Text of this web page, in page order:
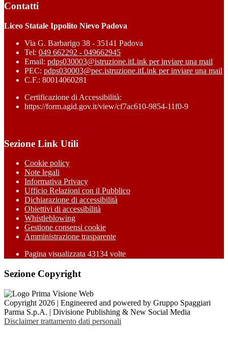
Contatti
Liceo Statale Ippolito Nievo Padova
Via G. Barbarigo 38 - 35141 Padova
Tel: 049 662292 - 049662945
Email: pdps030003@istruzione.itLink per inviare una mail
PEC: pdps030003@pec.istruzione.itLink per inviare una mail
C.F.: 80014060281
Certificazione di Accessibilità:
https://form.agid.gov.it/view/cf7ac610-9854-11f0-9
Sezione Link Utili
Cookie policy
Note legali
Informativa Privacy
Ufficio Relazioni con il Pubblico
Dichiarazione di accessibilità
Obiettivi di accessibilità
Whistleblowing
Gestione consensi cookie
Amministrazione trasparente
Pagina visualizzata 43134 volte
Sezione Copyright
Copyright 2026 | Engineered and powered by Gruppo Spaggiari
Parma S.p.A. | Divisione Publishing & New Social Media
Disclaimer trattamento dati personali